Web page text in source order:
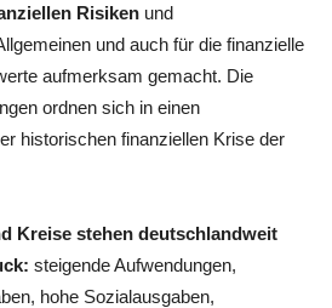
Risiken und
und auch für die finanzielle
aufmerksam gemacht. Die
ordnen sich in einen
historischen finanziellen Krise der
Kreise stehen deutschlandweit
steigende Aufwendungen,
hohe Sozialausgaben,